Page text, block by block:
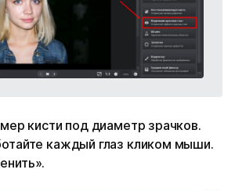
кисти под диаметр зрачков.
каждый глаз кликом мыши.